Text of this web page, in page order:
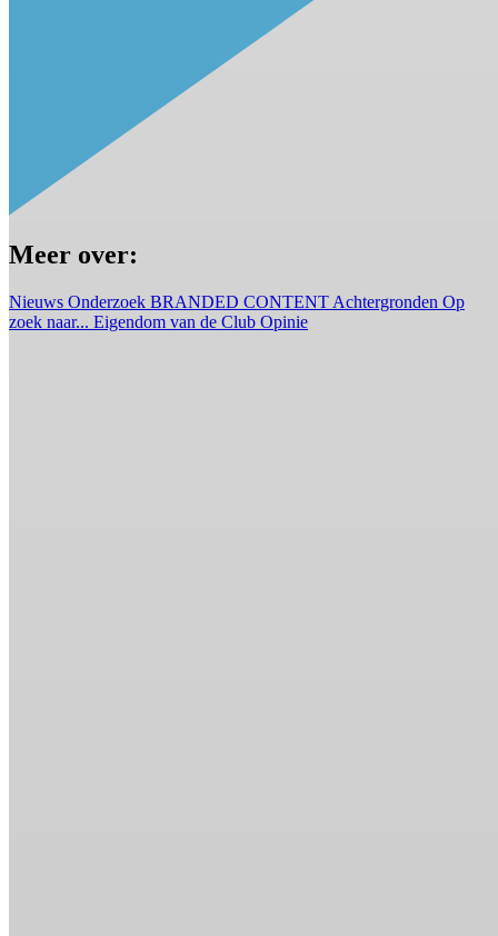
Meer over:
Nieuws Onderzoek BRANDED CONTENT Achtergronden Op
zoek naar... Eigendom van de Club Opinie